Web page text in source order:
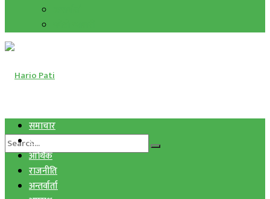
समाचार
स्वास्थ्य
आर्थिक
राजनीति
अन्तर्वार्ता